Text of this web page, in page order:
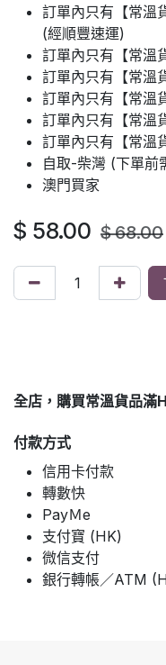
訂單內只有【常溫
(經順豐速運)
訂單內只有【常溫
訂單內只有【常溫
訂單內只有【常溫
訂單內只有【常溫
訂單內只有【常溫
自取-柴灣 (下單前
澳門買家
$ 58.00 $68.00
全店，購買常溫貨品
付款方式
信用卡付款
轉數快
PayＭe
支付寶 (HK)
微信支付
銀行轉帳／ATM